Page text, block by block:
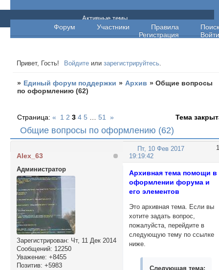
Единый форум поддержки
Форум Участники Правила
Поиск
Регистрация
Войти
Активные темы
Привет, Гость! Войдите илизарегистрируйтесь.
» Единый форум поддержки » Архив »Общие вопросы
по оформлению (62)
Общие вопросы по оформлению (62)
Страница:« 1 2 3 4 5 51 » Тема
1
Пт, 10 Фев 2017
19:19:42
Alex_63
Администратор
Зарегистрирован: Чт, 11 Дек 2014
Сообщений: 12250
Уважение: +8455
Позитив: +5983
Архивная тема помощи в
оформлении форума и
его элементов
Это архивная тема. Если вы
хотите задать вопрос,
пожалуйста, перейдите в
следующую тему по ссылке
ниже.
Следующая тема: